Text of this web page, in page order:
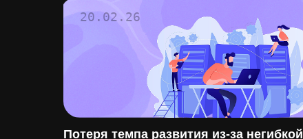
20.02.26
Потеря темпа развития из-за негибкой